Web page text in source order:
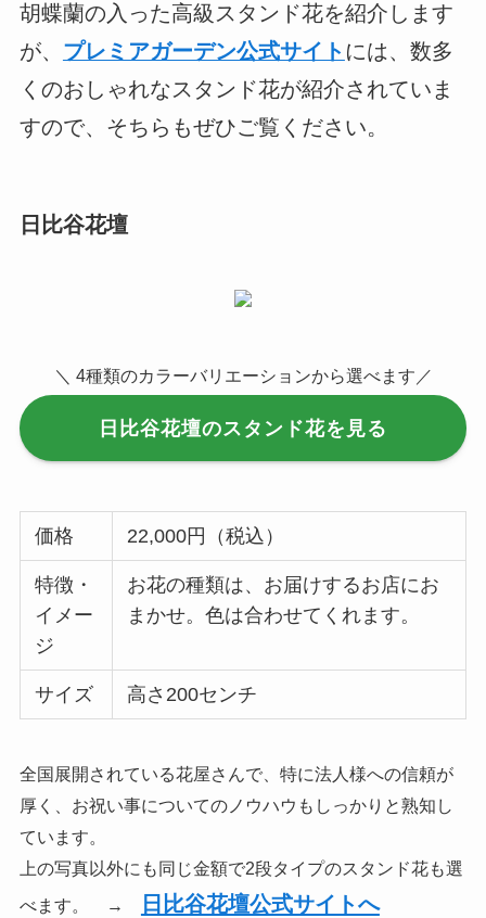
胡蝶蘭の入った高級スタンド花を紹介します
が、 プレミアガーデン公式サイト には、数多
くのおしゃれなスタンド花が紹介されていま
すので、そちらもぜひご覧ください。
日比谷花壇
＼ 4種類のカラーバリエーションから選べます／
日比谷花壇のスタンド花を見る
価格 22,000円（税込）
特徴・
イメー
ジ
お花の種類は、お届けするお店にお
まかせ。色は合わせてくれます。
サイズ 高さ200センチ
全国展開されている花屋さんで、特に法人様への信頼が
厚く、お祝い事についてのノウハウもしっかりと熟知し
ています。
上の写真以外にも同じ金額で2段タイプのスタンド花も選
べます。 →
日比谷花壇公式サイトへ